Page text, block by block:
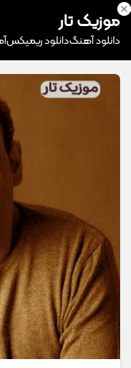
موزیک تار
دانلود آهنگدانلود ریمیکس